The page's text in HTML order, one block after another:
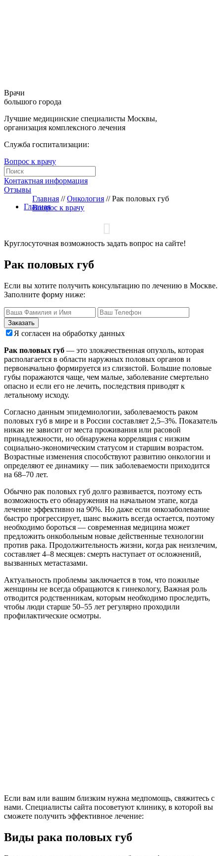
Врачи
большого города
Лучшие медицинские специалисты Москвы,
организация комплексного лечения
Служба госпитализации:
Вопрос к врачу
Контактная информация
Отзывы
Главная
Главная // Онкология // Рак половых губ
Вопрос к врачу
Круглосуточная возможность задать вопрос на сайте!
Рак половых губ
Если вы хотите получить консультацию по лечению в Москве.
Заполните форму ниже:
Заказать
Я согласен на обработку данных
Рак половых губ — это злокачественная опухоль, которая
располагается в области наружных половых органов и
первоначально формируется из слизистой. Большие половые
губы поражаются чаще, чем малые, заболевание смертельно
опасно и если его не лечить, последствия приводят к
летальному исходу.
Согласно данным эпидемиологии, заболеваемость раком
половых губ в мире и в России составляет 2,5–3%. Показатель
никак не зависит от места проживания или расовой
принадлежности, но обнаружена корреляция с низким
социально-экономическим статусом и старшим возрастом.
Возрастные изменения способствуют развитию онкологии и
определяют ее динамику — пик заболеваемости приходится
на 68–70 лет.
Обычно рак половых губ долго развивается, поэтому есть
возможность его обнаружения на начальном этапе, когда
лечение эффективно на 90%. Но даже если онкозаболевание
быстро прогрессирует, шанс выжить всегда остается, поэтому
необходимо бороться — современная медицина может
предложить онкобольным новые действенные технологии
против рака. Продолжительность жизни, когда рак неизлечим,
составляет 4–8 месяцев: смерть наступает от осложнений,
вызванных метастазами.
Актуальность проблемы заключается в том, что пожилые
женщины не всегда обращаются к гинекологу, Важная роль
отводится родственникам, которым необходимо проследить,
чтобы люди старше 50–55 лет регулярно проходили
профилактические осмотры.
Если вам или вашим близким нужна медпомощь, свяжитесь с
нами. Специалисты сайта посоветуют клинику, в которой вы
сможете получить эффективное лечение:
Виды рака половых губ